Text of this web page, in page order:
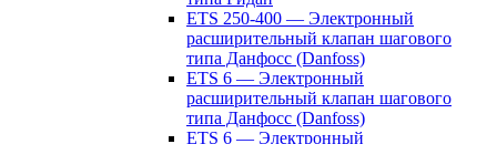
ETS 250-400 — Электронный
расширительный клапан шагового
типа Данфосс (Danfoss)
ETS 6 — Электронный
расширительный клапан шагового
типа Данфосс (Danfoss)
ETS 6 — Электронный